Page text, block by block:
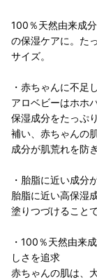
100％天然由来成
の保湿ケアに。た
サイズ。
・赤ちゃんに不足
アロベビーはホホ
保湿成分をたっぷ
補い、赤ちゃんの
成分が肌荒れを防
・胎脂に近い成分
胎脂に近い高保湿
塗りつづけること
・100％天然由来
しさを追求
赤ちゃんの肌は、